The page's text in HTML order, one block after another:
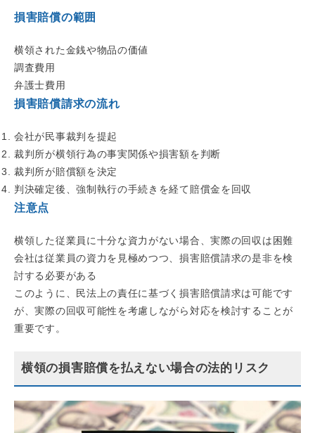
損害賠償の範囲
横領された金銭や物品の価値
調査費用
弁護士費用
損害賠償請求の流れ
会社が民事裁判を提起
裁判所が横領行為の事実関係や損害額を判断
裁判所が賠償額を決定
判決確定後、強制執行の手続きを経て賠償金を回収
注意点
横領した従業員に十分な資力がない場合、実際の回収は困難
会社は従業員の資力を見極めつつ、損害賠償請求の是非を検
討する必要がある
このように、民法上の責任に基づく損害賠償請求は可能です
が、実際の回収可能性を考慮しながら対応を検討することが
重要です。
横領の損害賠償を払えない場合の法的リスク